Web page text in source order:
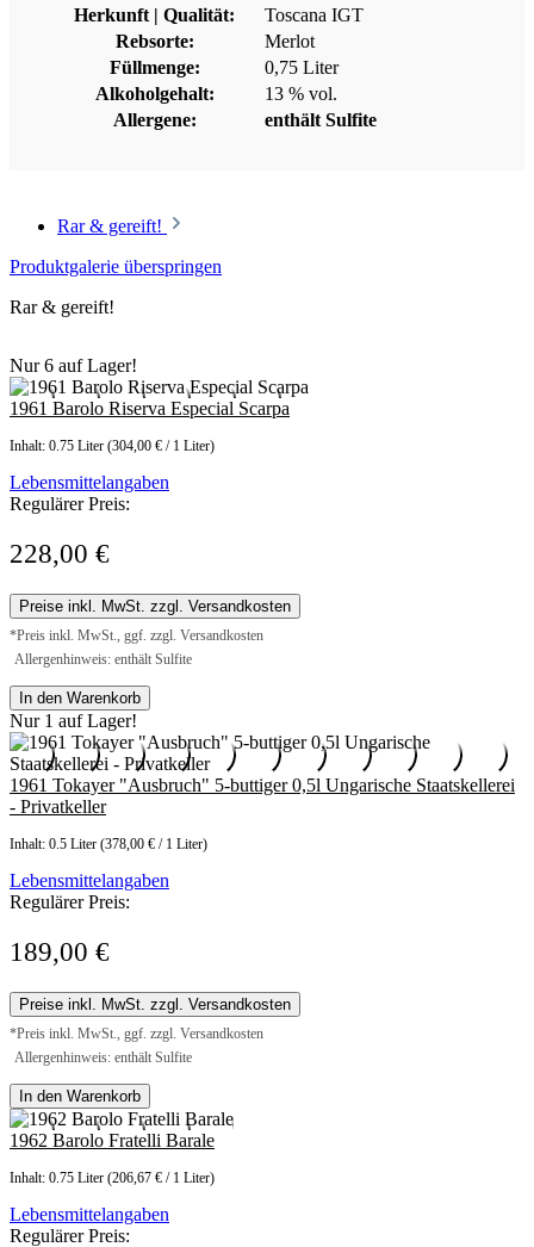
Herkunft | Qualität:
Toscana IGT
Rebsorte:
Merlot
Füllmenge:
0,75 Liter
Alkoholgehalt:
13 % vol.
Allergene:
enthält Sulfite
Rar & gereift!
Produktgalerie überspringen
Rar & gereift!
Nur 6 auf Lager!
1961 Barolo Riserva Especial Scarpa
Inhalt: 0.75 Liter (304,00 € / 1 Liter)
Lebensmittelangaben
Regulärer Preis:
228,00 €
Preise inkl. MwSt. zzgl. Versandkosten
*Preis inkl. MwSt., ggf. zzgl. Versandkosten
Allergenhinweis: enthält Sulfite
In den Warenkorb
Nur 1 auf Lager!
1961 Tokayer "Ausbruch" 5-buttiger 0,5l Ungarische Staatskellerei
- Privatkeller
Inhalt: 0.5 Liter (378,00 € / 1 Liter)
Lebensmittelangaben
Regulärer Preis:
189,00 €
Preise inkl. MwSt. zzgl. Versandkosten
*Preis inkl. MwSt., ggf. zzgl. Versandkosten
Allergenhinweis: enthält Sulfite
In den Warenkorb
1962 Barolo Fratelli Barale
Inhalt: 0.75 Liter (206,67 € / 1 Liter)
Lebensmittelangaben
Regulärer Preis: